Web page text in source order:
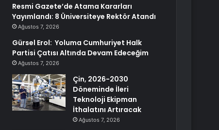
Resmi Gazete’de Atama Kararları
Yayımlandı: 8 Üniversiteye Rektör Atandı
Ağustos 7, 2026
Gürsel Erol: Yoluma Cumhuriyet Halk
Partisi Çatısı Altında Devam Edeceğim
Ağustos 7, 2026
Çin, 2026-2030
Döneminde İleri
Teknoloji Ekipman
İthalatını Artıracak
Ağustos 7, 2026